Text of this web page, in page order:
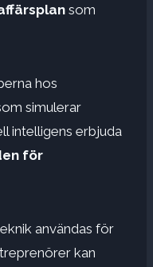
som
hos
simulerar
intelligens erbjuda
för
användas för
kan